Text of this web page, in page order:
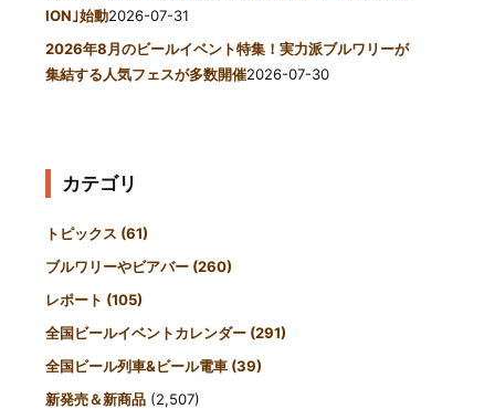
ION｣始動2026-07-31
2026年8月のビールイベント特集！実力派ブルワリーが
集結する人気フェスが多数開催2026-07-30
カテゴリ
トピックス (61)
ブルワリーやビアバー (260)
レポート (105)
全国ビールイベントカレンダー (291)
全国ビール列車&ビール電車 (39)
新発売＆新商品 (2,507)